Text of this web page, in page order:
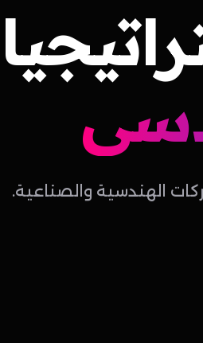
الهندسية والصناعية.